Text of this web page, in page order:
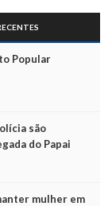
Popular
são
do Papai
mulher em